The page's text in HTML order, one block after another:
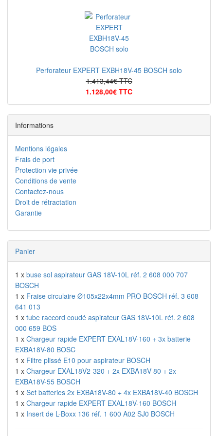
Perforateur EXPERT EXBH18V-45 BOSCH solo
1.413,44€ TTC
1.128,00€ TTC
Informations
Mentions légales
Frais de port
Protection vie privée
Conditions de vente
Contactez-nous
Droit de rétractation
Garantie
Panier
1 x buse sol aspirateur GAS 18V-10L réf. 2 608 000 707
BOSCH
1 x Fraise circulaire Ø105x22x4mm PRO BOSCH réf. 3 608
641 013
1 x tube raccord coudé aspirateur GAS 18V-10L réf. 2 608
000 659 BOS
1 x Chargeur rapide EXPERT EXAL18V-160 + 3x batterie
EXBA18V-80 BOSC
1 x Filtre plissé E10 pour aspirateur BOSCH
1 x Chargeur EXAL18V2-320 + 2x EXBA18V-80 + 2x
EXBA18V-55 BOSCH
1 x Set batteries 2x EXBA18V-80 + 4x EXBA18V-40 BOSCH
1 x Chargeur rapide EXPERT EXAL18V-160 BOSCH
1 x Insert de L-Boxx 136 réf. 1 600 A02 SJ0 BOSCH